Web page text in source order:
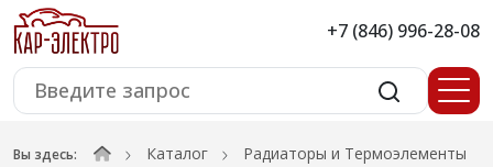
+7 (846) 996-28-08
Вы здесь: Каталог Радиаторы и Термоэлементы